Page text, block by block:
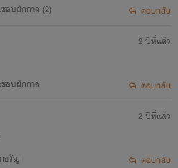
อบผักกาด (2) ตอบกลับ
อบผักกาด
2 ปีที่แล้ว
ตอบกลับ
ขวัญ
2 ปีที่แล้ว
ตอบกลับ